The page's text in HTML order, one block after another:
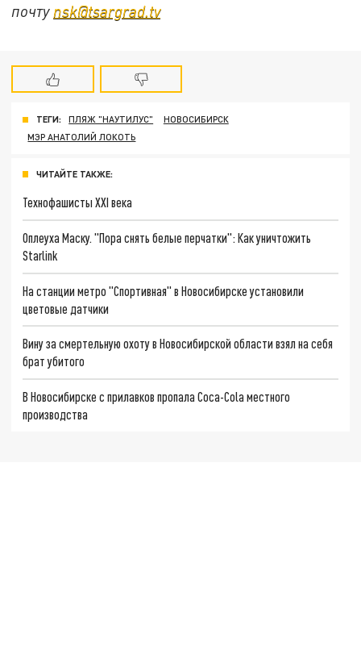
почту nsk@tsargrad.tv
ТЕГИ: ПЛЯЖ "НАУТИЛУС"
НОВОСИБИРСК
МЭР АНАТОЛИЙ ЛОКОТЬ
ЧИТАЙТЕ ТАКЖЕ:
Технофашисты XXI века
Оплеуха Маску. "Пора снять белые перчатки": Как уничтожить
Starlink
На станции метро "Спортивная" в Новосибирске установили
цветовые датчики
Вину за смертельную охоту в Новосибирской области взял на себя
брат убитого
В Новосибирске с прилавков пропала Coca-Cola местного
производства